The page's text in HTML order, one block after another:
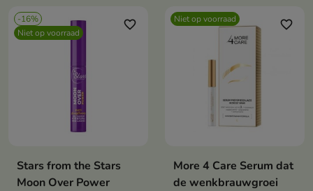
-16%
Niet op voorraad
favorite_border
Stars from the Stars
Moon Over Power
Niet op voorraad favorite_border
More 4 Care Serum dat
de wenkbrauwgroei